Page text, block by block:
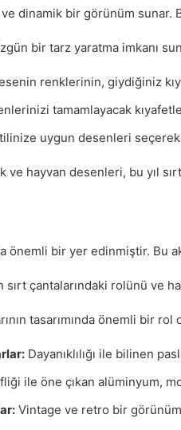
dinamik bir görünüm sunar.
bir tarz yaratma imkanı
renklerinin, giydiğiniz
tamamlayacak
uygun desenleri
ve hayvan desenleri, bu yıl
önemli bir yer edinmiştir. Bu
sırt çantalarındaki rolünü ve
tasarımında önemli bir
Dayanıklılığı ile bilinen
ile öne çıkan alüminyum,
Vintage ve retro bir